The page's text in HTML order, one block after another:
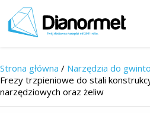
Strona główna / Narzędzia do
Frezy trzpieniowe do stali
narzędziowych oraz żeliw